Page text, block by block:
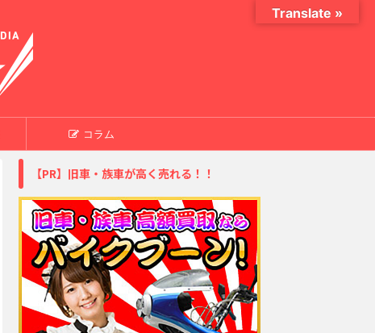
コラム
【PR】旧車・族車が高く売れる！！
Translate »